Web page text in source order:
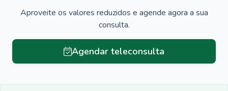
Aproveite os valores reduzidos e agende agora a sua
consulta.
Agendar teleconsulta